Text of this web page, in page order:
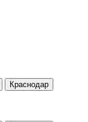
Краснодар